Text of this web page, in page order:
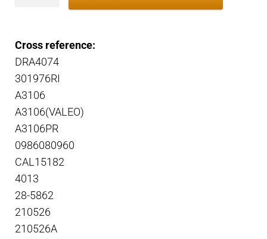
Cross reference:
DRA4074
301976RI
A3106
A3106(VALEO)
A3106PR
0986080960
CAL15182
4013
28-5862
210526
210526A